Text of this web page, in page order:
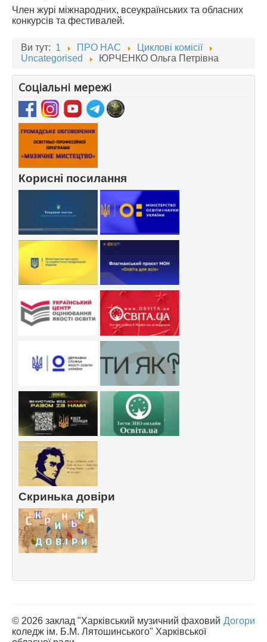
Член журі міжнародних, всеукраїнських та обласних
конкурсів та фестивалей.
Ви тут: 1 ПРО НАС
Циклові комісії
Uncategorised
ЮРЧЕНКО Ольга Петрівна
Соціальні мережі
Корисні посилання
Скринька довіри
Догори
© 2026 заклад "Харківський музичний фаховий
коледж ім. Б.М. Лятошинського" Харківської